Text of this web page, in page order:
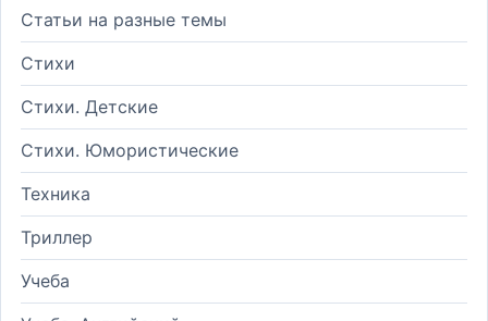
Статьи на разные темы
Стихи
Стихи. Детские
Стихи. Юмористические
Техника
Триллер
Учеба